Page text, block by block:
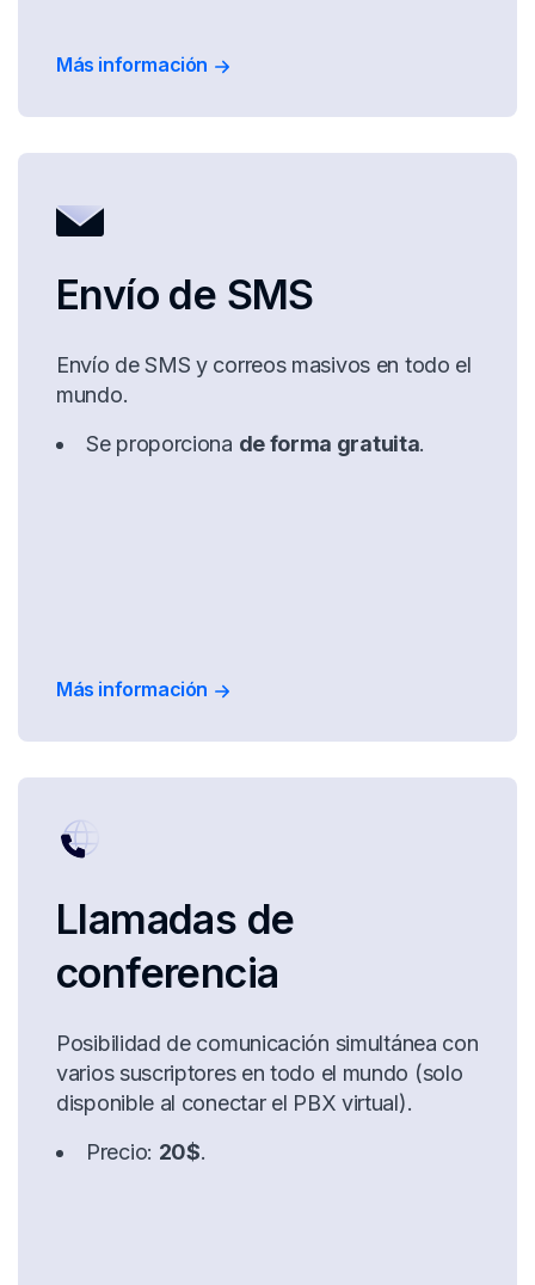
Más información
Envío de SMS
Envío de SMS y correos masivos en todo el
mundo.
Se proporciona de forma gratuita.
Más información
Llamadas de
conferencia
Posibilidad de comunicación simultánea con
varios suscriptores en todo el mundo (solo
disponible al conectar el PBX virtual).
Precio: 20$.